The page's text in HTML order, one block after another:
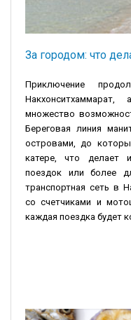
За городом: что
Приключение
множество
Береговая линия
островами, до
катере, что делает
поездок или более
транспортная сеть в
со счетчиками и
каждая поездка будет